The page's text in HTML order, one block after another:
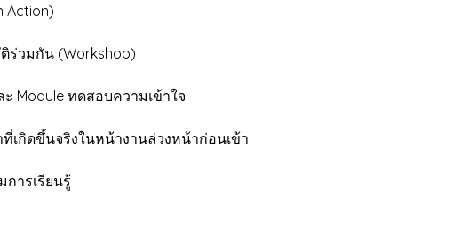
มกัน (Workshop)
ทดสอบความเข้าใจ
เกิดขึ้นจริงในหน้างานล่วงหน้าก่อนเข้า
รเรียนรู้